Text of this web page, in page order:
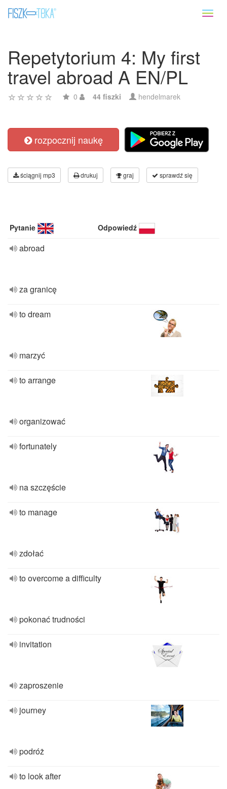
Repetytorium 4: My first
travel abroad A EN/PL
0 44 fiszki hendelmarek
rozpocznij naukę
ściągnij mp3 drukuj graj sprawdź się
Pytanie Odpowiedź
abroad
za granicę
to dream
marzyć
to arrange
organizować
fortunately
na szczęście
to manage
zdołać
to overcome a difficulty
pokonać trudności
invitation
zaproszenie
journey
podróż
to look after